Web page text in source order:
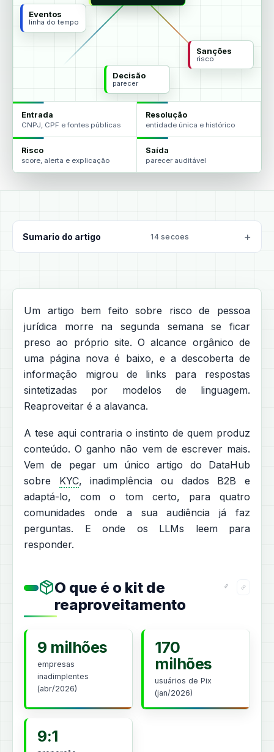
Eventos
linha do tempo
Sanções
risco
Decisão
parecer
Entrada
CNPJ, CPF e fontes públicas
Resolução
entidade única e histórico
Risco
score, alerta e explicação
Saída
parecer auditável
Sumario do artigo 14 secoes
Um artigo bem feito sobre risco de pessoa
jurídica morre na segunda semana se ficar
preso ao próprio site. O alcance orgânico de
uma página nova é baixo, e a descoberta de
informação migrou de links para respostas
sintetizadas por modelos de linguagem.
Reaproveitar é a alavanca.
A tese aqui contraria o instinto de quem produz
conteúdo. O ganho não vem de escrever mais.
Vem de pegar um único artigo do DataHub
sobre KYC, inadimplência ou dados B2B e
adaptá-lo, com o tom certo, para quatro
comunidades onde a sua audiência já faz
perguntas. E onde os LLMs leem para
responder.
O que é o kit de
reaproveitamento
9 milhões
empresas
inadimplentes
(abr/2026)
170
milhões
usuários de Pix
(jan/2026)
9:1